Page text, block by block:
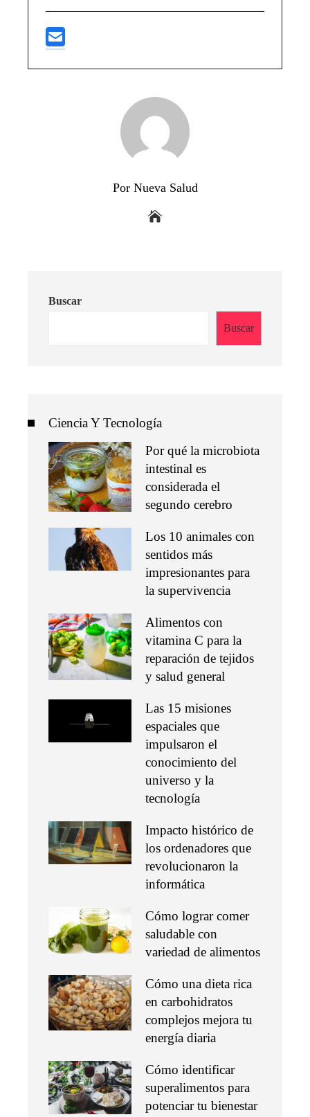
Por Nueva Salud
Buscar
Buscar
Ciencia Y Tecnología
Por qué la microbiota
intestinal es
considerada el
segundo cerebro
Los 10 animales con
sentidos más
impresionantes para
la supervivencia
Alimentos con
vitamina C para la
reparación de tejidos
y salud general
Las 15 misiones
espaciales que
impulsaron el
conocimiento del
universo y la
tecnología
Impacto histórico de
los ordenadores que
revolucionaron la
informática
Cómo lograr comer
saludable con
variedad de alimentos
Cómo una dieta rica
en carbohidratos
complejos mejora tu
energía diaria
Cómo identificar
superalimentos para
potenciar tu bienestar